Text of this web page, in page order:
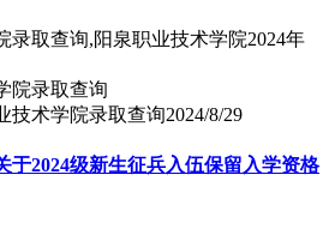
录取查询,阳泉职业技术学院2024年
技术学院录取查询2024/8/29
于2024级新生征兵入伍保留入学资格